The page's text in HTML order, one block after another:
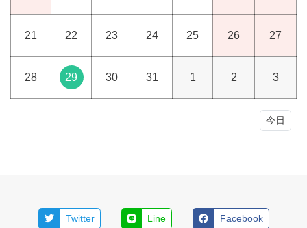
21 22 23 24 25 26 27
28 29 30 31 1 2 3
今日
Twitter Line Facebook